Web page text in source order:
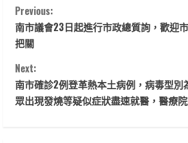
C
o
n
t
Previous:
南市議會23日起進行市政總質詢，歡迎
把關
Next:
南市確診2例登革熱本土病例，病毒型別
眾出現發燒等疑似症狀盡速就醫，醫療